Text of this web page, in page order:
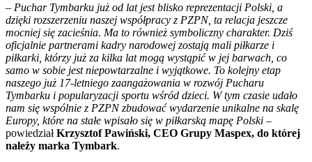
– Puchar Tymbarku już od lat jest blisko reprezentacji Polski, a
dzięki rozszerzeniu naszej współpracy z PZPN, ta relacja jeszcze
mocniej się zacieśnia. Ma to również symboliczny charakter. Dziś
oficjalnie partnerami kadry narodowej zostają mali piłkarze i
piłkarki, którzy już za kilka lat mogą wystąpić w jej barwach, co
samo w sobie jest niepowtarzalne i wyjątkowe. To kolejny etap
naszego już 17-letniego zaangażowania w rozwój Pucharu
Tymbarku i popularyzacji sportu wśród dzieci. W tym czasie udało
nam się wspólnie z PZPN zbudować wydarzenie unikalne na skalę
Europy, które na stałe wpisało się w piłkarską mapę Polski –
powiedziałKrzysztof Pawiński, CEO Grupy Maspex, do której
należy marka Tymbark.